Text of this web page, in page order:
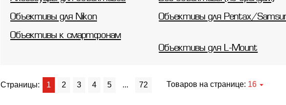
Объективы для Nikon
Объективы для Pentax/
Объективы к смартфонам
Объективы для L-Mount
Страницы: 1 2 3 4 5 ... 72 Товаров на странице: 16